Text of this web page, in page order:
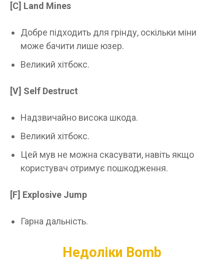
[C] Land Mines
Добре підходить для грінду, оскільки міни
може бачити лише юзер.
Великий хітбокс.
[V] Self Destruct
Надзвичайно висока шкода.
Великий хітбокс.
Цей мув не можна скасувати, навіть якщо
користувач отримує пошкодження.
[F] Explosive Jump
Гарна дальність.
Недоліки Bomb